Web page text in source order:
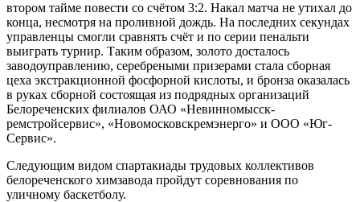
втором тайме повести со счётом 3:2. Накал матча не утихал до
конца, несмотря на проливной дождь. На последних секундах
управленцы смогли сравнять счёт и по серии пенальти
выиграть турнир. Таким образом, золото досталось
заводоуправлению, серебреными призерами стала сборная
цеха экстракционной фосфорной кислоты, и бронза оказалась
в руках сборной состоящая из подрядных организаций
Белореченских филиалов ОАО «Невинномысск-
ремстройсервис», «Новомосковскремэнерго» и ООО «Юг-
Сервис».
Следующим видом спартакиады трудовых коллективов
белореченского химзавода пройдут соревнования по
уличному баскетболу.